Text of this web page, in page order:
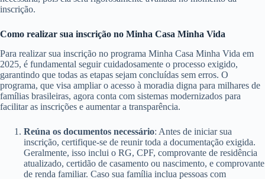
inscrição.
Como realizar sua inscrição no Minha Casa Minha Vida
Para realizar sua inscrição no programa Minha Casa Minha Vida em
2025, é fundamental seguir cuidadosamente o processo exigido,
garantindo que todas as etapas sejam concluídas sem erros. O
programa, que visa ampliar o acesso à moradia digna para milhares de
famílias brasileiras, agora conta com sistemas modernizados para
facilitar as inscrições e aumentar a transparência.
Reúna os documentos necessário: Antes de iniciar sua
inscrição, certifique-se de reunir toda a documentação exigida.
Geralmente, isso inclui o RG, CPF, comprovante de residência
atualizado, certidão de casamento ou nascimento, e comprovante
de renda familiar. Caso sua família inclua pessoas com